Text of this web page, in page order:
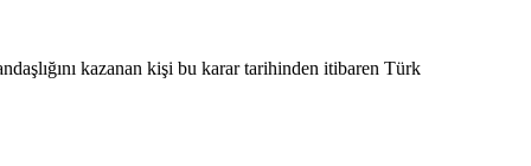
kazanan kişi bu karar tarihinden itibaren Türk